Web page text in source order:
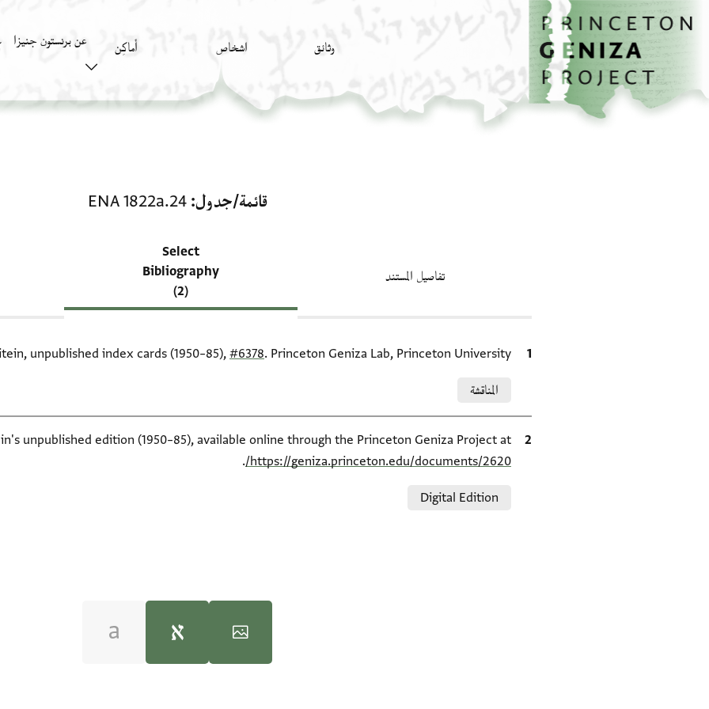
تخطي إلى المحتوى الرئيسي
الصفحة الرئيسية
وثائق اشخاص أَماكِن عن برنستون جنيزا
قائمة/جدول ENA 1822a.24
تفاصيل المستند
Select
Bibliography
(2)
الاقتباس المرجعي unpublished index cards (1950–85), #6378. Princeton Geniza Lab, Princeton University.
المناقشة
الاقتباس المرجعي
unpublished edition (1950–85), available online through the Princeton Geniza Project at
https://geniza.princeton.edu/documents/2620/
.
Digital Edition